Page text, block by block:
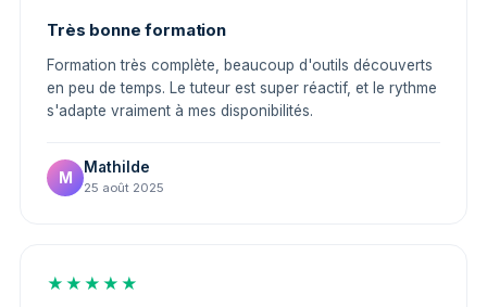
Très bonne formation
Formation très complète, beaucoup d'outils découverts
en peu de temps. Le tuteur est super réactif, et le rythme
s'adapte vraiment à mes disponibilités.
M
Mathilde
25 août 2025
★★★★★